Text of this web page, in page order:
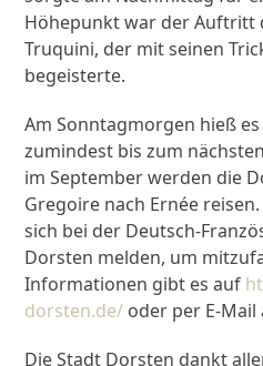
Höhepunkt war der Auftritt
Truquini, der mit seinen
begeisterte.
Am Sonntagmorgen hieß
zumindest bis zum
im September werden die
Gregoire nach Ernée
sich bei der Deutsch-
Dorsten melden, um
Informationen gibt es auf
dorsten.de/ oder per E-Mail
Die Stadt Dorsten dankt